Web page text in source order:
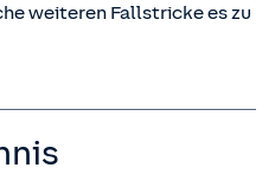
weiteren Fallstricke es zu